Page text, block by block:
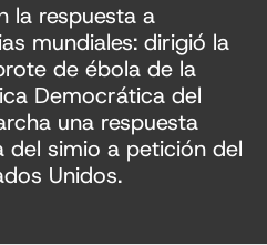
la respuesta a
mundiales: dirigió la
de ébola de la
Democrática del
una respuesta
del simio a petición del
Unidos.